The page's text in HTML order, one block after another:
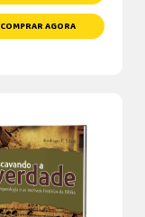
COMPRAR AGORA